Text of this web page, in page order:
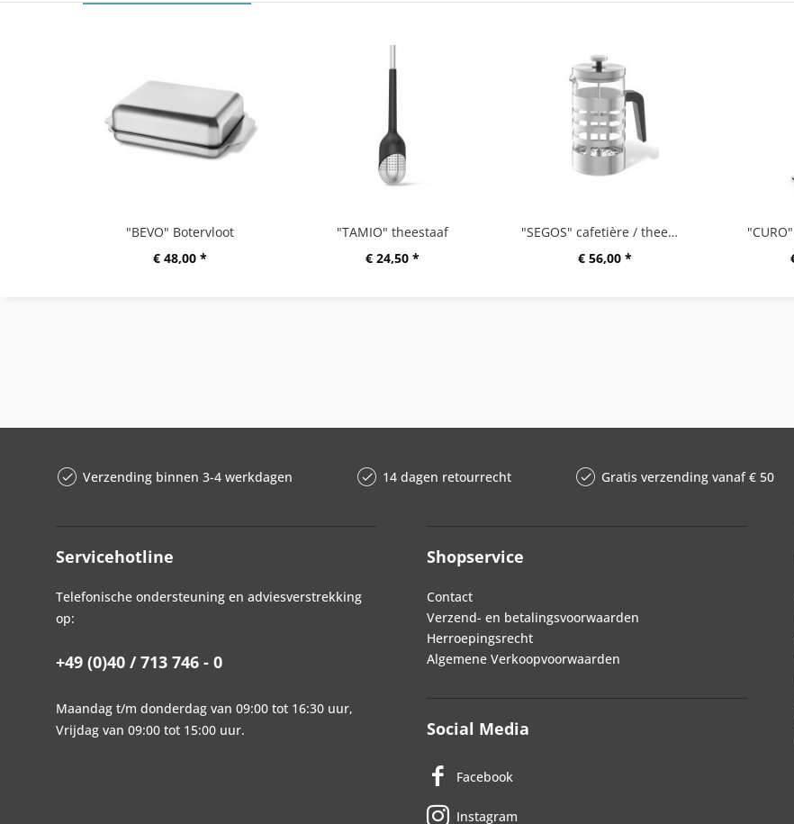
"BEVO" Botervloot
€ 48,00 *
"TAMIO" theestaaf
€ 24,50 *
"SEGOS" cafetière / theemaker
€ 56,00 *
Verzending binnen 3-4 werkdagen 14 dagen retourrecht Gratis verzending vanaf € 50
Servicehotline
Telefonische ondersteuning en adviesverstrekking
op:
+49 (0)40 / 713 746 - 0
Maandag t/m donderdag van 09:00 tot 16:30 uur,
Vrijdag van 09:00 tot 15:00 uur.
Shopservice
Contact
Verzend- en betalingsvoorwaarden
Herroepingsrecht
Algemene Verkoopvoorwaarden
Social Media
Facebook
Instagram